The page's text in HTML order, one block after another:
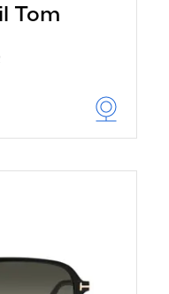
Tom